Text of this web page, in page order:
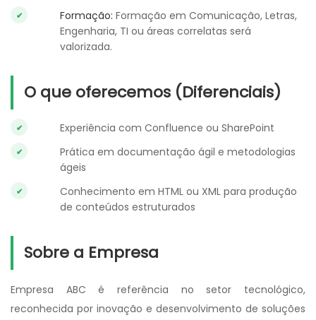
Formação: Formação em Comunicação, Letras,
Engenharia, TI ou áreas correlatas será
valorizada.
O que oferecemos (Diferenciais)
Experiência com Confluence ou SharePoint
Prática em documentação ágil e metodologias
ágeis
Conhecimento em HTML ou XML para produção
de conteúdos estruturados
Sobre a Empresa
Empresa ABC é referência no setor tecnológico,
reconhecida por inovação e desenvolvimento de soluções